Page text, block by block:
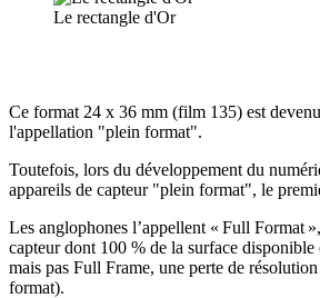
Le rectangle d'Or
Ce format 24 x 36 mm (film 135) est
l'appellation "plein format".
Toutefois, lors du développement du
appareils de capteur "plein format", le
Les anglophones l’appellent « Full Format
capteur dont 100 % de la surface
mais pas Full Frame, une perte de
format).